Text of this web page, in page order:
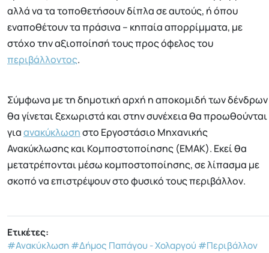
αλλά να τα τοποθετήσουν δίπλα σε αυτούς, ή όπου
εναποθέτουν τα πράσινα – κηπαία απορρίμματα, με
στόχο την αξιοποίησή τους προς όφελος του
περιβάλλοντος.
Σύμφωνα με τη δημοτική αρχή η αποκομιδή των δένδρων
θα γίνεται ξεχωριστά και στην συνέχεια θα προωθούνται
γιαανακύκλωσηστο Εργοστάσιο Μηχανικής
Ανακύκλωσης και Κομποστοποίησης (ΕΜΑΚ). Εκεί θα
μετατρέπονται μέσω κομποστοποίησης, σε λίπασμα με
σκοπό να επιστρέψουν στο φυσικό τους περιβάλλον.
Ετικέτες:
#Ανακύκλωση#Δήμος Παπάγου - Χολαργού #Περιβάλλον